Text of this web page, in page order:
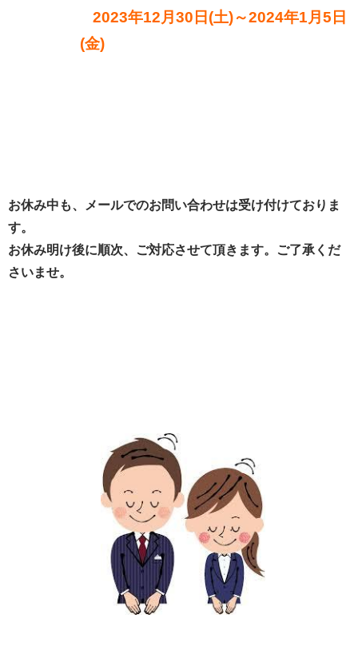
2023年12月30日(土)～2024年1月5日
(金)
お休み中も、メールでのお問い合わせは受け付けておりま
す。
お休み明け後に順次、ご対応させて頂きます。ご了承くだ
さいませ。